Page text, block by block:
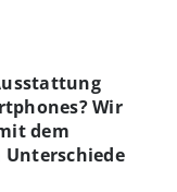
Wir
dem
Unterschiede